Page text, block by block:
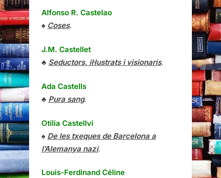
Alfonso R. Castelao
♠ Coses.
J.M. Castellet
♣ Seductors, il·lustrats i visionaris.
Ada Castells
♣ Pura sang.
Otília Castellví
♠ De les txeques de Barcelona a
l’Alemanya nazi.
Louis-Ferdinand Céline